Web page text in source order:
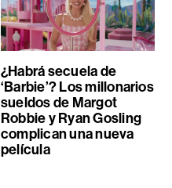
¿Habrá secuela de
‘Barbie’? Los millonarios
sueldos de Margot
Robbie y Ryan Gosling
complican una nueva
película